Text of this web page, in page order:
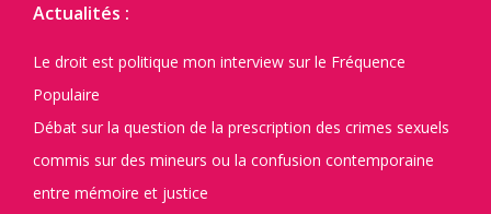
Actualités :
Le droit est politique mon interview sur le Fréquence
Populaire
Débat sur la question de la prescription des crimes sexuels
commis sur des mineurs ou la confusion contemporaine
entre mémoire et justice